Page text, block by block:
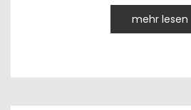
mehr lesen